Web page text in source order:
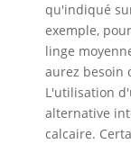
qu'indiqué
exemple,
linge
aurez besoin
L'utilisation
alternative
calcaire.